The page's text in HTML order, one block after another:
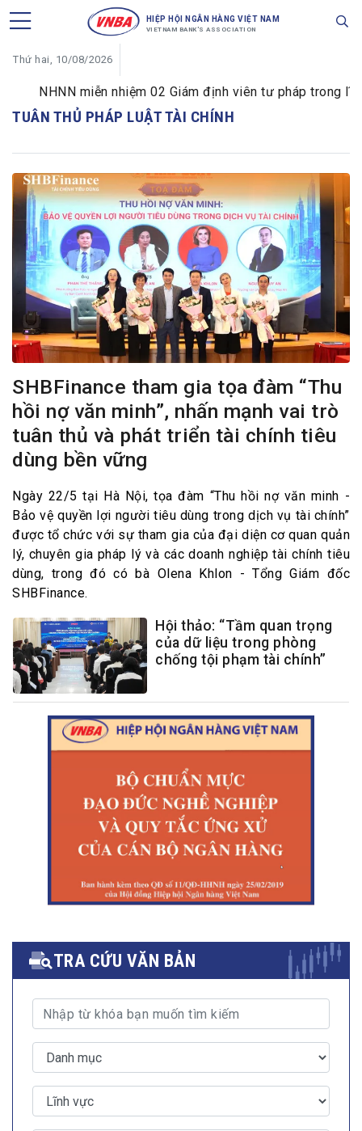
HIỆP HỘI NGÂN HÀNG VIỆT NAM
VIETNAM BANK'S ASSOCIATION
Thứ hai, 10/08/2026
NHNN miễn nhiệm 02 Giám định viên tư pháp trong lĩnh
TUÂN THỦ PHÁP LUẬT TÀI CHÍNH
SHBFinance tham gia tọa đàm “Thu
hồi nợ văn minh”, nhấn mạnh vai trò
tuân thủ và phát triển tài chính tiêu
dùng bền vững
Ngày 22/5 tại Hà Nội, tọa đàm “Thu hồi nợ văn minh -
Bảo vệ quyền lợi người tiêu dùng trong dịch vụ tài chính”
được tổ chức với sự tham gia của đại diện cơ quan quản
lý, chuyên gia pháp lý và các doanh nghiệp tài chính tiêu
dùng, trong đó có bà Olena Khlon - Tổng Giám đốc
SHBFinance.
Hội thảo: “Tầm quan trọng
của dữ liệu trong phòng
chống tội phạm tài chính”
TRA CỨU VĂN BẢN